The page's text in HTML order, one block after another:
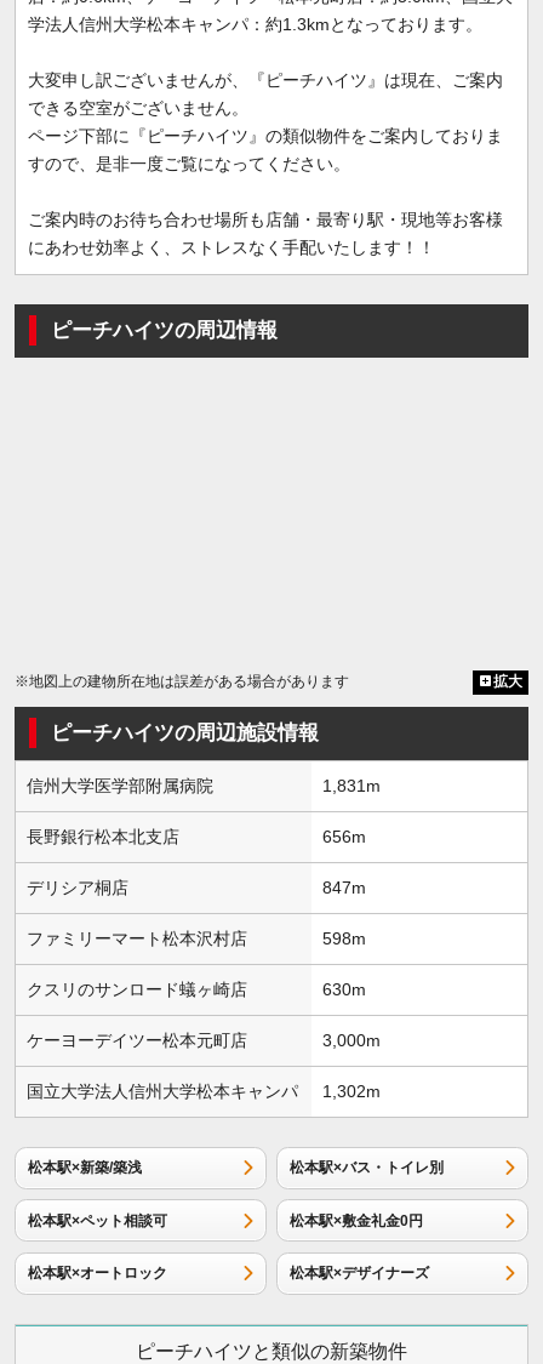
学法人信州大学松本キャンパ：約1.3kmとなっております。
大変申し訳ございませんが、『ピーチハイツ』は現在、ご案内
できる空室がございません。
ページ下部に『ピーチハイツ』の類似物件をご案内しておりま
すので、是非一度ご覧になってください。
ご案内時のお待ち合わせ場所も店舗・最寄り駅・現地等お客様
にあわせ効率よく、ストレスなく手配いたします！！
ピーチハイツの周辺情報
※地図上の建物所在地は誤差がある場合があります 拡大
ピーチハイツの周辺施設情報
信州大学医学部附属病院 1,831m
長野銀行松本北支店 656m
デリシア桐店 847m
ファミリーマート松本沢村店 598m
クスリのサンロード蟻ヶ崎店 630m
ケーヨーデイツー松本元町店 3,000m
国立大学法人信州大学松本キャンパ 1,302m
松本駅×新築/築浅 松本駅×バス・トイレ別
松本駅×ペット相談可 松本駅×敷金礼金0円
松本駅×オートロック 松本駅×デザイナーズ
ピーチハイツと類似の新築物件